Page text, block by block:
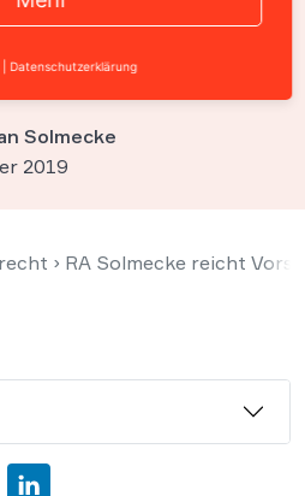
umgesetzt
Solmecke
2019
› RA Solmecke reicht
Datenschutzerklärung